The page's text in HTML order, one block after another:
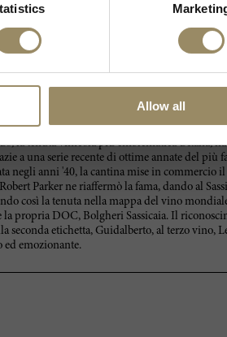
Allow all
la tenuta vinicola più emblematica d'Italia,
a una serie recente di ottime annate del più
negli anni '40, la cantina mise in commercio
Parker ne riaffermò la fama, dando al
così la tenuta nella mappa del vino
la propria DOC, Bolgheri Sassicaia. Il
seconda etichetta, Guidalberto, al terzo vino,
ed emozionante.